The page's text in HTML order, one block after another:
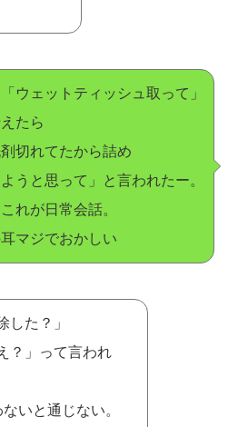
ウェットティッシュ取って」
たら
剤切れてたから詰め
うと思って」と言われたー。
れが日常会話。
マジでおかしい
した？」
？」って言われ
いと通じない。